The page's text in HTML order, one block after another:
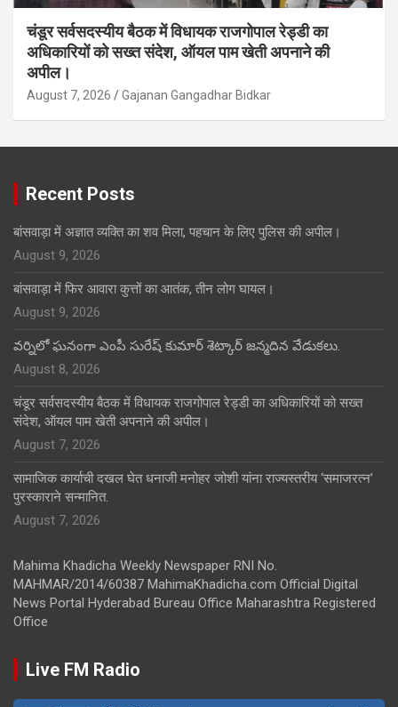
चंडूर सर्वसदस्यीय बैठक में विधायक राजगोपाल रेड्डी का
अधिकारियों को सख्त संदेश, ऑयल पाम खेती अपनाने की
अपील।
August 7, 2026 Gajanan Gangadhar Bidkar
Recent Posts
बांसवाड़ा में अज्ञात व्यक्ति का शव मिला, पहचान के लिए पुलिस की अपील।
August 9, 2026
बांसवाड़ा में फिर आवारा कुत्तों का आतंक, तीन लोग घायल।
August 9, 2026
వర్నిలో ఘనంగా ఎంపీ సురేష్ కుమార్ శెట్కార్ జన్మదిన వేడుకలు.
August 8, 2026
चंडूर सर्वसदस्यीय बैठक में विधायक राजगोपाल रेड्डी का अधिकारियों को सख्त
संदेश, ऑयल पाम खेती अपनाने की अपील।
August 7, 2026
सामाजिक कार्याची दखल घेत धनाजी मनोहर जोशी यांना राज्यस्तरीय ‘समाजरत्न’
पुरस्काराने सन्मानित.
August 7, 2026
Mahima Khadicha Weekly Newspaper RNI No.
MAHMAR/2014/60387 MahimaKhadicha.com Official Digital
News Portal Hyderabad Bureau Office Maharashtra Registered
Office
Live FM Radio